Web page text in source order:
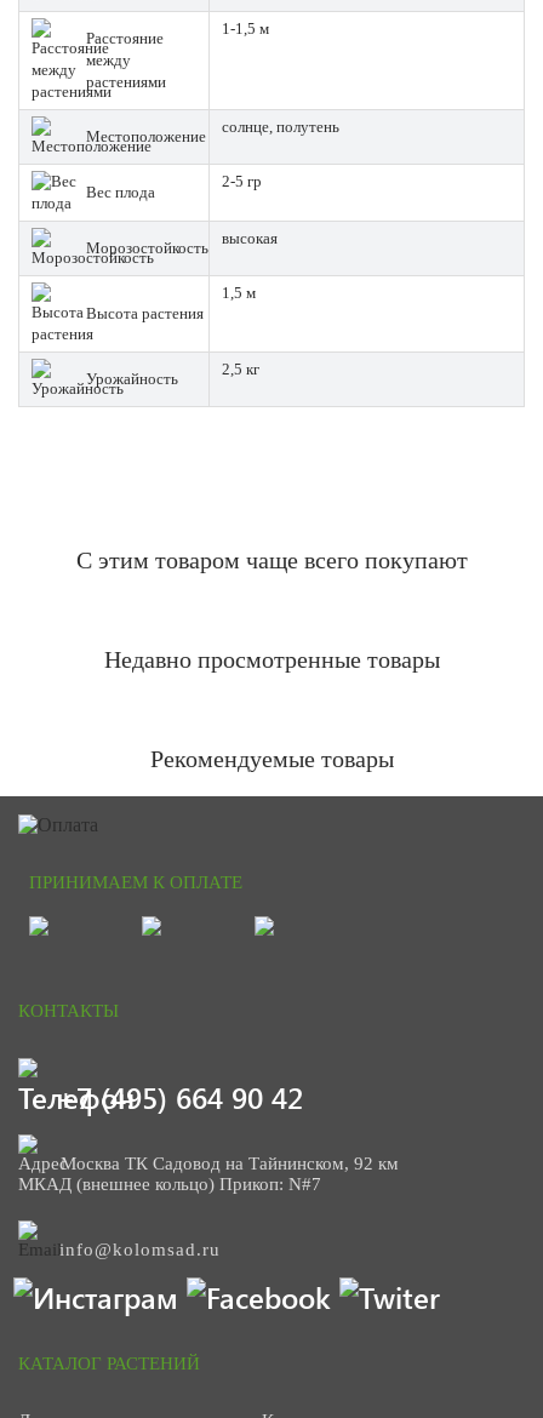
Расстояние
между
растениями
1-1,5 м
Местоположение
солнце, полутень
Вес плода
2-5 гр
Морозостойкость
высокая
Высота растения
1,5 м
Урожайность
2,5 кг
С этим товаром чаще всего покупают
Недавно просмотренные товары
Рекомендуемые товары
ПРИНИМАЕМ К ОПЛАТЕ
КОНТАКТЫ
+7 (495) 664 90 42
Москва ТК Садовод на Тайнинском, 92 км
МКАД (внешнее кольцо) Прикоп: N#7
info@kolomsad.ru
КАТАЛОГ РАСТЕНИЙ